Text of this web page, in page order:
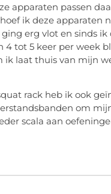
apparaten passen
ik deze apparaten
erg vlot en sinds
4 tot 5 keer per week
ik laat thuis van mijn
rack heb ik ook
om
scala aan